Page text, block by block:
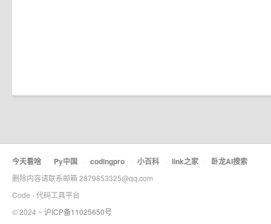
今天看啥 · Py中国 · codingpro · 小百科 · link之家 · 卧龙AI搜索
删除内容请联系邮箱 2879853325@qq.com
Code - 代码工具平台
© 2024 ~ 沪ICP备11025650号